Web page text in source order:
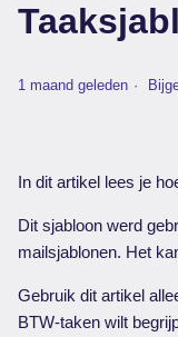
1 maand geleden
In dit artikel lees je
Dit sjabloon werd
mailsjablonen. Het
Gebruik dit artikel
BTW-taken wilt